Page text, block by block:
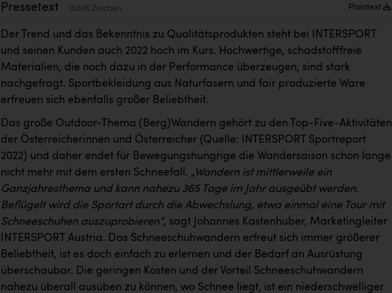
Pressetext 10336 Zeichen Plaintext
Der Trend und das Bekenntnis zu Qualitätsprodukten steht bei INTERSPORT
und seinen Kunden auch 2022 hoch im Kurs. Hochwertige, schadstofffreie
Materialien, die noch dazu in der Performance überzeugen, sind stark
nachgefragt. Sportbekleidung aus Naturfasern und fair produzierte Ware
erfreuen sich ebenfalls großer Beliebtheit.
Das große Outdoor-Thema (Berg)Wandern gehört zu den Top-Five-Aktivitäten
der Österreicherinnen und Österreicher (Quelle: INTERSPORT Sportreport
2022) und daher endet für Bewegungshungrige die Wandersaison schon lange
nicht mehr mit dem ersten Schneefall. „Wandern ist mittlerweile ein
Ganzjahresthema und kann nahezu 365 Tage im Jahr ausgeübt werden.
Beflügelt wird die Sportart durch die Abwechslung, etwa einmal eine Tour mit
Schneeschuhen auszuprobieren“, sagt Johannes Kastenhuber, Marketingleiter
INTERSPORT Austria. Das Schneeschuhwandern erfreut sich immer größerer
Beliebtheit, ist es doch einfach zu erlernen und der Bedarf an Ausrüstung
überschaubar. Die geringen Kosten und der Vorteil Schneeschuhwandern
nahezu überall ausüben zu können, wo Schnee liegt, ist ein niederschwelliger